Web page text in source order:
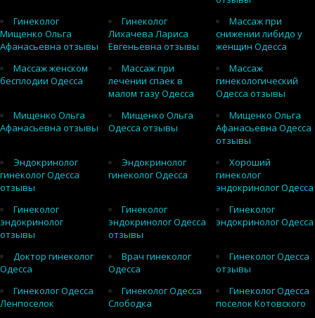
Гинеколог
Мищенко Ольга
Афанасьевна отзывы
Гинеколог
Лихачева Лариса
Евгеньевна отзывы
Массаж при
снижении либидо у
женщин Одесса
Массаж женском
бесплодии Одесса
Массаж при
лечении спаек в
малом тазу Одесса
Массаж
гинекологический
Одесса отзывы
Мищенко Ольга
Афанасьевна отзывы
Мищенко Ольга
Одесса отзывы
Мищенко Ольга
Афанасьевна Одесса
отзывы
Эндокринолог
гинеколог Одесса
отзывы
Эндокринолог
гинеколог Одесса
Хороший
гинеколог
эндокринолог Одесса
Гинеколог
эндокринолог
отзывы
Гинеколог
эндокринолог Одесса
отзывы
Гинеколог
эндокринолог Одесса
Доктор гинеколог
Одесса
Врач гинеколог
Одесса
Гинеколог Одесса
отзывы
Гинеколог Одесса
Ленпоселок
Гинеколог Одесса
Слободка
Гинеколог Одесса
поселок Котовского